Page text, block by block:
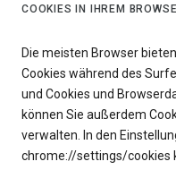
COOKIES IN IHREM
Die meisten Browser
Cookies während des
und Cookies und
können Sie außerdem
verwalten. In den
chrome://settings/cookies